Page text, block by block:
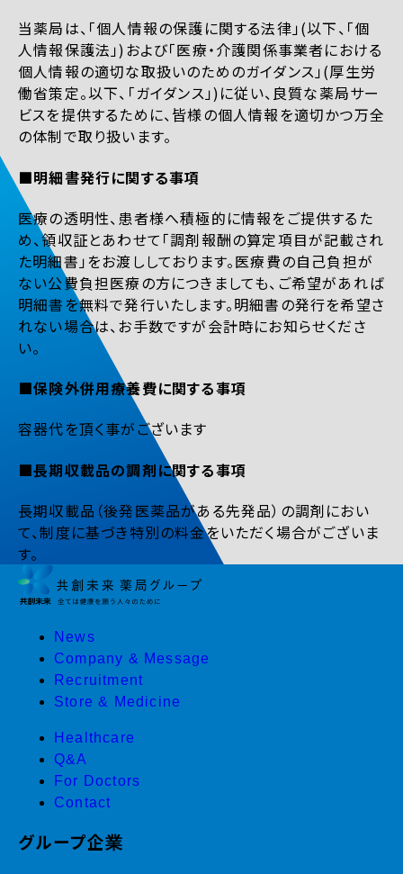
当薬局は、「個人情報の保護に関する法律」(以下、「個
人情報保護法」)および「医療・介護関係事業者における
個人情報の適切な取扱いのためのガイダンス」(厚生労
働省策定。以下、「ガイダンス」)に従い、良質な薬局サー
ビスを提供するために、皆様の個人情報を適切かつ万全
の体制で取り扱います。
■明細書発行に関する事項
医療の透明性、患者様へ積極的に情報をご提供するた
め、領収証とあわせて「調剤報酬の算定項目が記載され
た明細書」をお渡ししております。医療費の自己負担が
ない公費負担医療の方につきましても、ご希望があれば
明細書を無料で発行いたします。明細書の発行を希望さ
れない場合は、お手数ですが会計時にお知らせくださ
い。
■保険外併用療養費に関する事項
容器代を頂く事がございます
■長期収載品の調剤に関する事項
長期収載品（後発医薬品がある先発品）の調剤におい
て、制度に基づき特別の料金をいただく場合がございま
す。
News
Company & Message
Recruitment
Store & Medicine
Healthcare
Q&A
For Doctors
Contact
グループ企業